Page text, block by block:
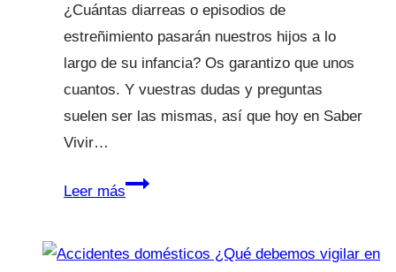
¿Cuántas diarreas o episodios de
estreñimiento pasarán nuestros hijos a lo
largo de su infancia? Os garantizo que unos
cuantos. Y vuestras dudas y preguntas
suelen ser las mismas, así que hoy en Saber
Vivir…
Leer másAlimentación
diarrea